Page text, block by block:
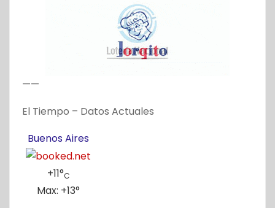
——
El Tiempo – Datos Actuales
Buenos Aires
+11°C
Max: +13°